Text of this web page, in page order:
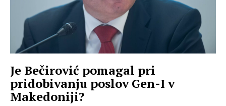
Je Bečirović pomagal pri
pridobivanju poslov Gen-I v
Makedoniji?